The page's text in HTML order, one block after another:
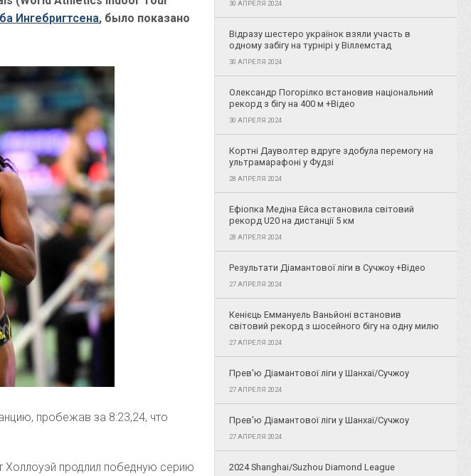
Ингебригтсена, было показано
пробежав за 8:23,24, что
Холлоуэй продлил победную серию
30 АПРЕЛЯ 2024
Відразу шестеро українок взяли участь в
одному забігу на турнірі у Віллемстад
30 АПРЕЛЯ 2024
Олександр Погорілко встановив національний
рекорд з бігу на 400 м +Відео
30 АПРЕЛЯ 2024
Кортні Дауволтер вдруге здобула перемогу на
ультрамарафоні у Фудзі
28 АПРЕЛЯ 2024
Ефіопка Медіна Ейса встановила світовий
рекорд U20 на дистанції 5 км
28 АПРЕЛЯ 2024
Результати Діамантової ліги в Сучжоу +Відео
27 АПРЕЛЯ 2024
Кенієць Еммануель Ваньйоні встановив
світовий рекорд з шосейного бігу на одну милю
27 АПРЕЛЯ 2024
Прев'ю Діамантової ліги у Шанхаї/Сучжоу
27 АПРЕЛЯ 2024
Прев'ю Діамантової ліги у Шанхаї/Сучжоу
27 АПРЕЛЯ 2024
2024 Shanghai/Suzhou Diamond League